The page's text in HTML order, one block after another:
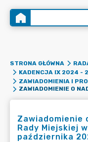
STRONA GŁÓWNA
KADENCJA IX 2024 -
ZAWIADOMIENIA I
Zawiadomienie
Rady Miejskiej
października